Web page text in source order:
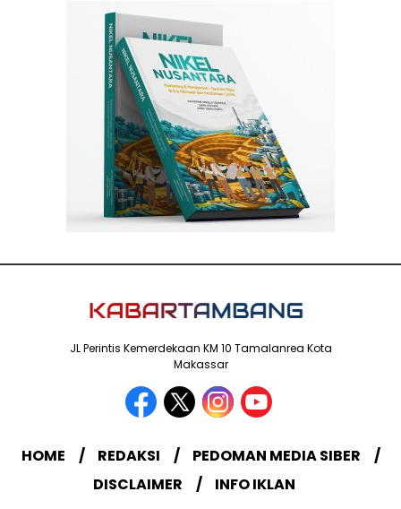
JL Perintis Kemerdekaan KM 10 Tamalanrea Kota
Makassar
HOME REDAKSI
PEDOMAN MEDIA SIBER
DISCLAIMER
INFO IKLAN